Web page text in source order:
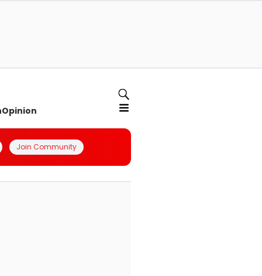
Opinion
Join Community